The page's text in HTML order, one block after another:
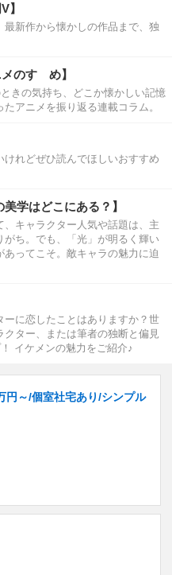
】
新作から懐かしの作品まで、独
のすゝめ】
きの気持ち、どこか懐かしい記憶
アニメを振り返る連載コラム。
けれどぜひ読んでほしいおすすめ
学はどこにある？】
キャラクター人気や話題は、主
がち。でも、「光」が明るく輝い
ってこそ。敵キャラの魅力に迫
ーに恋したことはありますか？世
ター、または筆者の独断と偏見
イケメンの魅力をご紹介♪
円～/個室社宅あり/シンプル